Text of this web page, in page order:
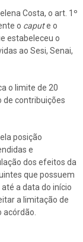
Costa, o art. 1º
o capute o
estabeleceu o
ao Sesi, Senai,
o limite de 20
de contribuições
posição
e
dos efeitos da
que possuem
a data do início
a limitação de